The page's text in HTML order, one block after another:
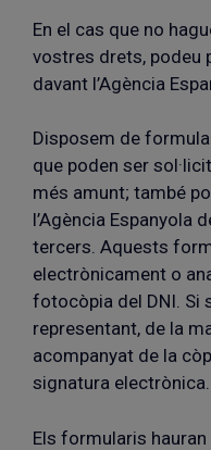
En el cas que no
vostres drets, podeu
davant l’Agència
Disposem de
que poden ser
més amunt; també
l’Agència Espanyola
tercers. Aquests
electrònicament o
fotocòpia del DNI. Si
representant, de la
acompanyat de la
signatura electrònica.
Els formularis